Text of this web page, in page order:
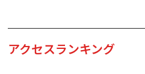
アクセスランキング